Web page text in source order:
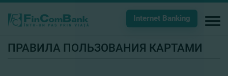
Internet Banking
ПРАВИЛА ПОЛЬЗОВАНИЯ КАРТАМИ